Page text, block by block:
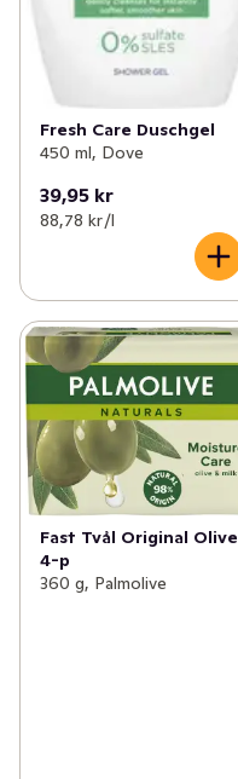
Fresh Care Duschgel
450 ml, Dove
39,95 kr
88,78 kr /l
Fast Tvål Original Olive
4-p
360 g, Palmolive